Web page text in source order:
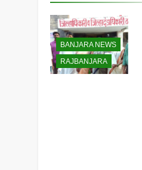
BANJARA NEWS
RAJBANJARA